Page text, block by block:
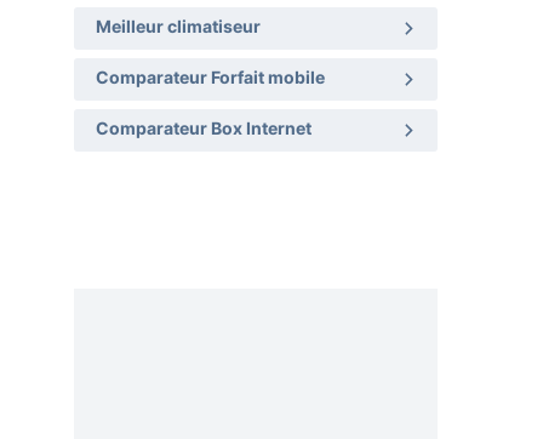
Meilleur climatiseur
Comparateur Forfait mobile
Comparateur Box Internet